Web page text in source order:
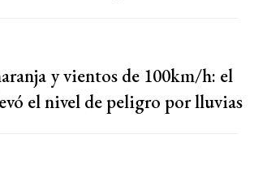
y vientos de 100km/h: el
el nivel de peligro por lluvias